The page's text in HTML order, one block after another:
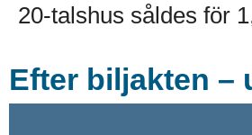
20-talshus såldes för
Efter biljakten –